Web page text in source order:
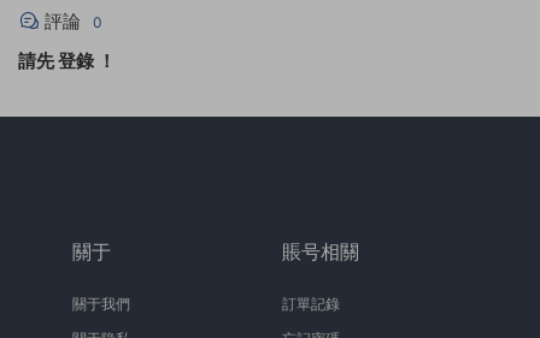
評論 0
請先登錄 ！
關于
關于我們
賬号相關
訂單記錄